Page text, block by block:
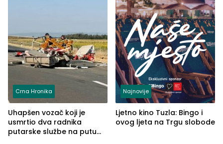
Crna Hronika
Uhapšen vozač koji je
usmrtio dva radnika
putarske službe na putu
Najnovije
Ljetno kino Tuzla: Bingo i
ovog ljeta na Trgu slobode